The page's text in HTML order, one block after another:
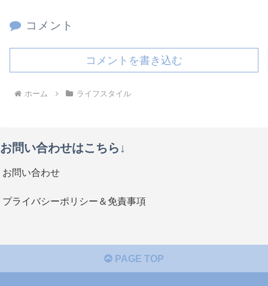
コメント
コメントを書き込む
ホーム ライフスタイル
お問い合わせはこちら↓
お問い合わせ
プライバシーポリシー＆免責事項
PAGE TOP